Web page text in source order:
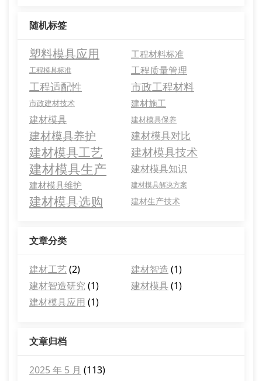
随机标签
塑料模具应用 工程材料标准
工程模具标准 工程质量管理
工程适配性 市政工程材料
市政建材技术 建材施工
建材模具 建材模具保养
建材模具养护 建材模具对比
建材模具工艺 建材模具技术
建材模具生产 建材模具知识
建材模具维护 建材模具解决方案
建材模具选购 建材生产技术
文章分类
建材工艺(2) 建材智造 (1)
建材智造研究 (1) 建材模具(1)
建材模具应用 (1)
文章归档
2025 年 5 月 (113)